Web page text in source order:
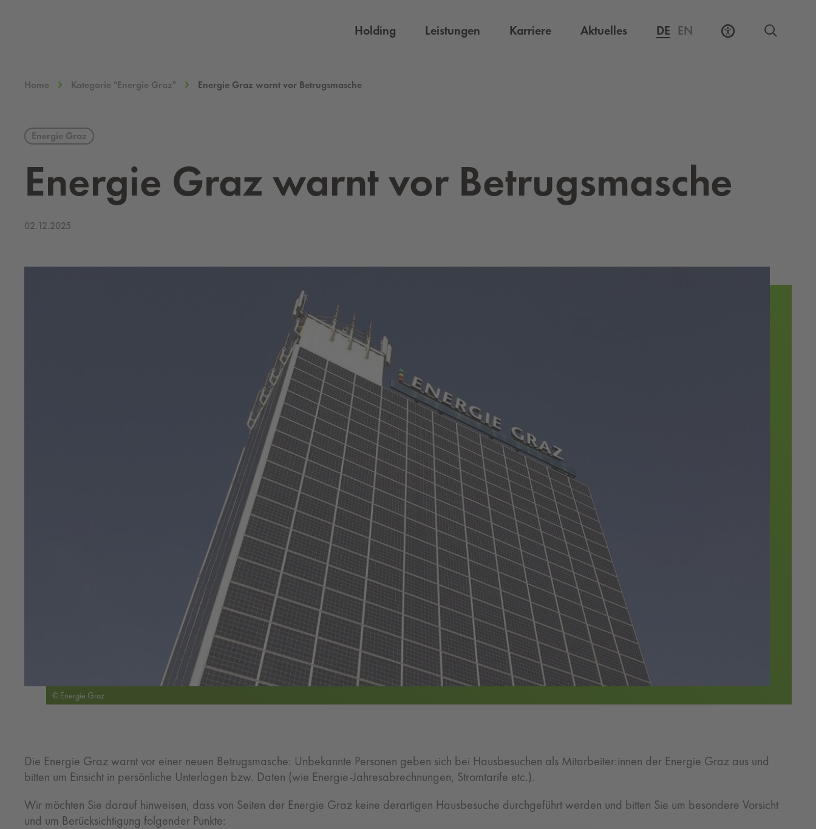
Holding Leistungen KarriereExterner Link, öffnet eine neue Registerkarte
Aktuelles DE EN
Home Kategorie "Energie Graz" Energie Graz warnt vor Betrugsmasche
Energie Graz
Ener­gie Graz warnt vor Be­trugs­ma­sche
02.12.2025
© Energie Graz
Die Energie Graz warnt vor einer neuen Betrugsmasche: Unbekannte Personen geben sich bei Hausbesuchen als Mitarbeiter:innen der Energie Graz aus und
bitten um Einsicht in persönliche Unterlagen bzw. Daten (wie Energie-Jahresabrechnungen, Stromtarife etc.).
Wir möchten Sie darauf hinweisen, dass von Seiten der Energie Graz keine derartigen Hausbesuche durchgeführt werden und bitten Sie um besondere Vorsicht
und um Berücksichtigung folgender Punkte: